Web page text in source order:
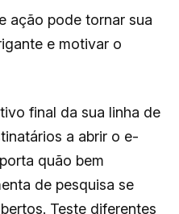
ação pode tornar sua
e motivar o
final da sua linha de
a abrir o e-
quão bem
de pesquisa se
Teste diferentes